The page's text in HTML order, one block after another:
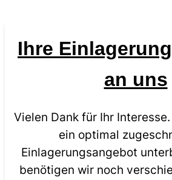
Ihre
an uns
Vielen Dank für Ihr
ein optimal
Einlagerungsangebot
benötigen wir noch